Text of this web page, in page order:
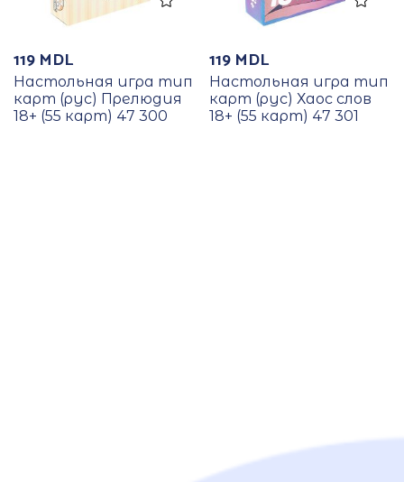
119 MDL
Настольная игра тип
карт (рус) Прелюдия
18+ (55 карт) 47 300
119 MDL
Настольная игра тип
карт (рус) Хаос слов
18+ (55 карт) 47 301